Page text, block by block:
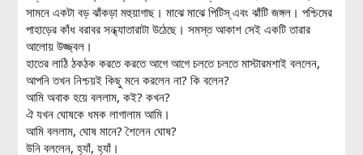
সামনে একটা বড় ঝাঁকড়া মহুয়াগাছ। মাঝে মাঝে পিটিস্ এবং ঝাঁটি জঙ্গল। পশ্চিমের
পাহাড়ের কাঁধ বরাবর সন্ধ্যাতারাটা উঠেছে। সমস্ত আকাশ সেই একটি তারার
আলোয় উজ্জ্বল।
হাতের লাঠি ঠকঠক করতে করতে আগে আগে চলতে চলতে মাস্টারমশাই বললেন,
আপনি তখন নিশ্চয়ই কিছু মনে করলেন না? কি বলেন?
আমি অবাক হয়ে বললাম, কই? কখন?
ঐ যখন ঘোষকে ধমক লাগালাম আমি।
আমি বললাম, ঘোষ মানে? শৈলেন ঘোষ?
উনি বললেন, হ্যাঁ, হ্যাঁ।